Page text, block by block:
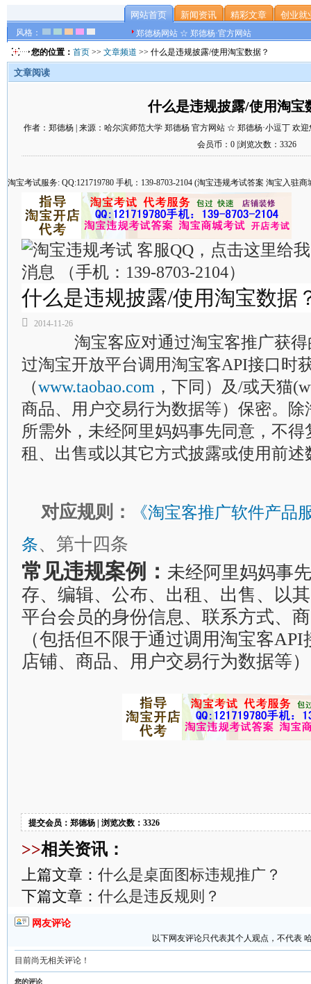
风格：
网站首页 新闻资讯 精彩文章 创业就
郑德杨网站 ☆ 郑德杨·官方网站
您的位置： 首页 >> 文章频道 >> 什么是违规披露/使用淘宝数据？
文章阅读
什么是违规披露/使用淘宝
作者：郑德杨 | 来源：哈尔滨师范大学 郑德杨 官方网站 ☆ 郑德杨·小逗丁 欢迎
会员币：0 |浏览次数：3326
淘宝考试服务: QQ:121719780 手机：139-8703-2104 (淘宝违规考试答案 淘宝入驻
什么是违规披露/使用淘宝数据
 2014-11-26
淘宝客应对通过淘宝客推广获得
过淘宝开放平台调用淘宝客API接口时
（www.taobao.com ，下同）及/或天猫
商品、用户交易行为数据等）保密。
所需外，未经阿里妈妈事先同意，不
租、出售或以其它方式披露或使用前述
对应规则：
《淘宝客推广软件产品
条、第十四条
常见违规案例： 未经阿里妈妈事
存、编辑、公布、出租、出售、以
平台会员的身份信息、联系方式、
（包括但不限于通过调用淘宝客
店铺、商品、用户交易行为数据等）
提交会员：郑德杨 | 浏览次数：3326
>>相关资讯：
上篇文章： 什么是桌面图标违规推广？
下篇文章： 什么是违反规则？
网友评论
以下网友评论只代表其个人观点，不代表
目前尚无相关评论！
您的评论